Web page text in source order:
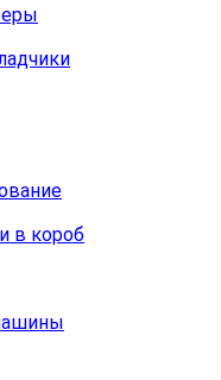
в короб